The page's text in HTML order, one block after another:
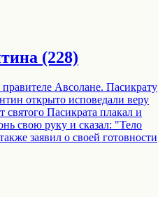
(228)
Авсолане. Пасикрату
открыто исповедали веру
Пасикрата плакал и
свою руку и сказал: "Тело
заявил о своей готовности